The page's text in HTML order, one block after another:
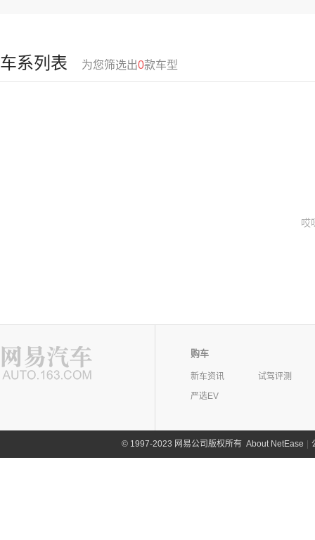
车系列表 为您筛选出0款车型
哎
购车
新车资讯
试驾评测
严选EV
©1997-2023 网易公司版权所有 About NetEase